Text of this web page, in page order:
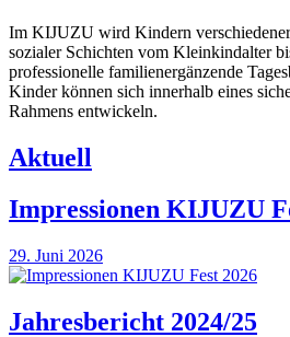
Im KIJUZU wird Kindern
sozialer Schichten vom Kleinkindalter
professionelle familienergänzende
Kinder können sich innerhalb eines
Rahmens entwickeln.
Aktuell
Impressionen KIJUZU
29. Juni 2026
Jahresbericht 2024/25